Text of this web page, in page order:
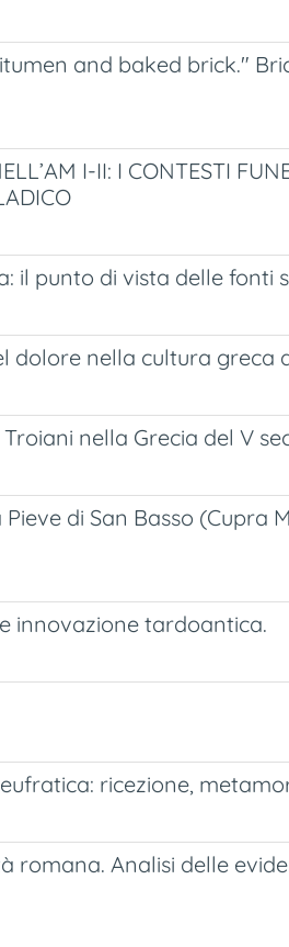
and baked brick."
I-II: I CONTESTI
il punto di vista delle fonti
dolore nella cultura greca
nella Grecia del V
di San Basso (Cupra
innovazione tardoantica.
ricezione,
romana. Analisi delle